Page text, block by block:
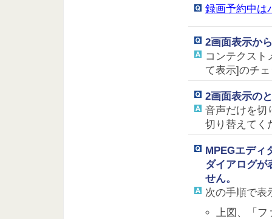
録画予約中は
2画面表示か
コンテクスト
て表示]のチ
2画面表示の
音声だけを切
切り替えてく
MPEGエディ
ダイアログが
せん。
次の手順で表
上図、「フ